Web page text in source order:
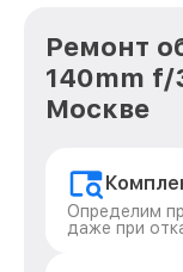
Ремонт
140mm f/
Москве
Определим
даже при